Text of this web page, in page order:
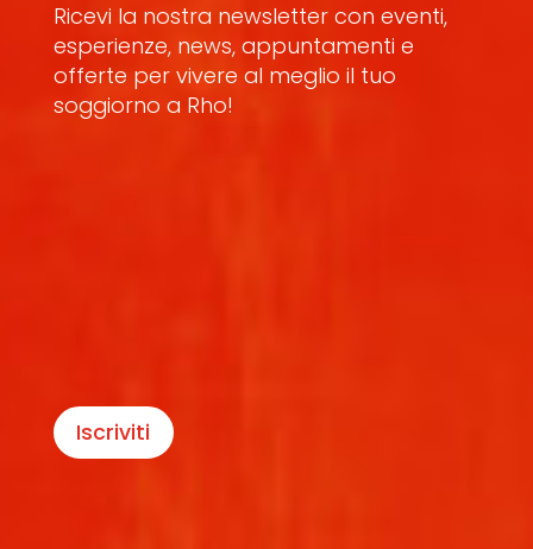
Ricevi la nostra newsletter con eventi,
esperienze, news, appuntamenti e
offerte per vivere al meglio il tuo
soggiorno a Rho!
Iscriviti